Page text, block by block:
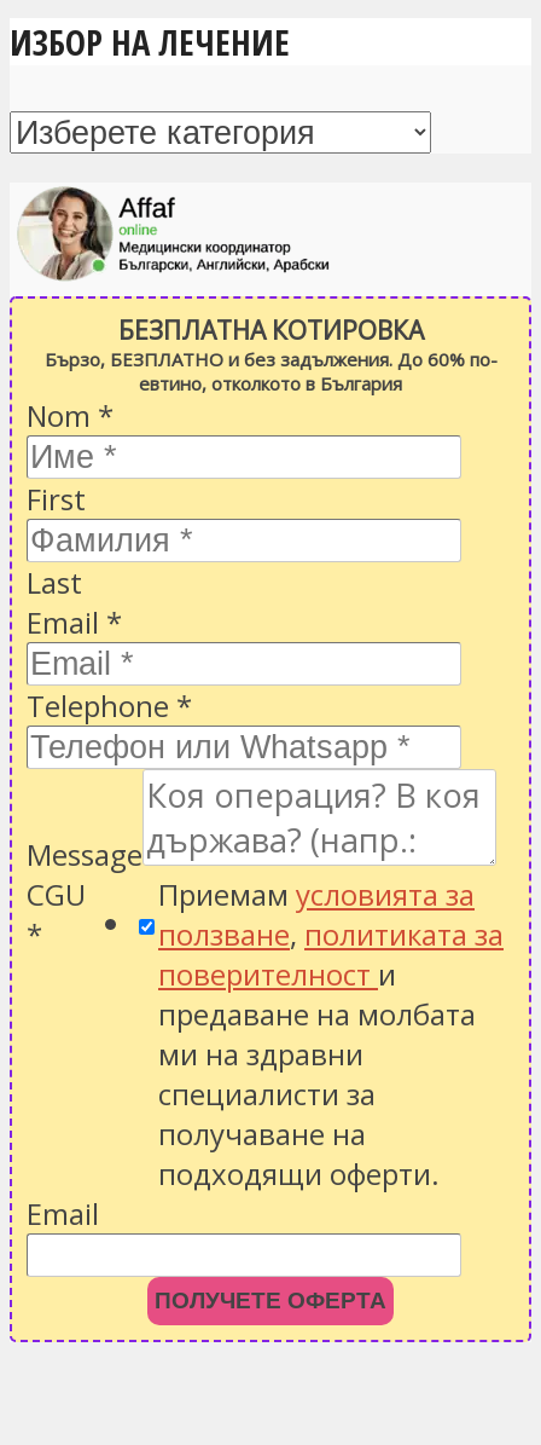
ИЗБОР НА ЛЕЧЕНИЕ
БЕЗПЛАТНА КОТИРОВКА
Бързо, БЕЗПЛАТНО и без задължения. До 60% по-
евтино, отколкото в България
Nom *
First
Last
Email *
Telephone *
Message
CGU
*
Приемам условията за
ползване, политиката за
поверителност и
предаване на молбата
ми на здравни
специалисти за
получаване на
подходящи оферти.
Email
ПОЛУЧЕТЕ ОФЕРТА